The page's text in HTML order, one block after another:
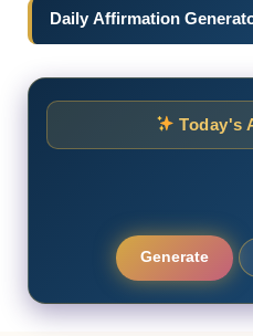
Daily Affirmation
Today's
Generate